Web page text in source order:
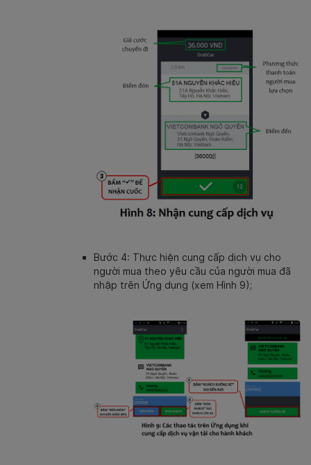
Bước 4: Thực hiện cung cấp dịch vụ cho
người mua theo yêu cầu của người mua đã
nhập trên Ứng dụng (xem Hình 9);